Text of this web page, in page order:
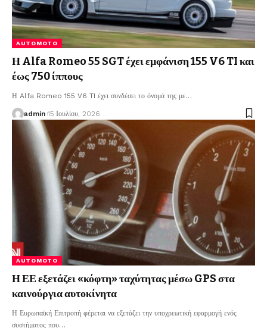
AUTOMOTO
Η Alfa Romeo 55 SGT έχει εμφάνιση 155 V6 TI και
έως 750 ίππους
Η Alfa Romeo 155 V6 TI έχει συνδέσει το όνομά της με…
admin 15 Ιουλίου, 2026
AUTOMOTO
Η ΕΕ εξετάζει «κόφτη» ταχύτητας μέσω GPS στα
καινούργια αυτοκίνητα
Η Ευρωπαϊκή Επιτροπή φέρεται να εξετάζει την υποχρεωτική εφαρμογή ενός
συστήματος που…